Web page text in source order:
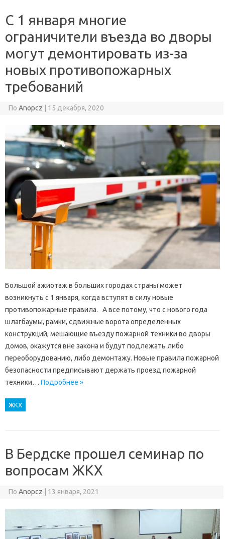
С 1 января многие
ограничители въезда во дворы
могут демонтировать из-за
новых противопожарных
требований
По Anopcz 15 декабря, 2020
Большой ажиотаж в больших городах страны может
возникнуть с 1 января, когда вступят в силу новые
противопожарные правила. А все потому, что с нового года
шлагбаумы, рамки, сдвижные ворота определенных
конструкций, мешающие въезду пожарной техники во дворы
домов, окажутся вне закона и будут подлежать либо
переоборудованию, либо демонтажу. Новые правила пожарной
безопасности предписывают держать проезд пожарной
техники… Подробнее »
ЖКХ
В Бердске прошел семинар по
вопросам ЖКХ
По Anopcz 13 января, 2021